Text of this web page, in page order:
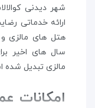
شهر دیدنی
ارائه خدماتی
هتل های مالزی و
سال های اخیر
مالزی تبدیل شده
امکانات